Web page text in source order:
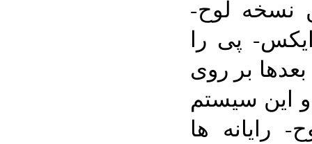
نسخه لوح-
ایکس- پی را
بر روی
و این سیستم
رایانه ها